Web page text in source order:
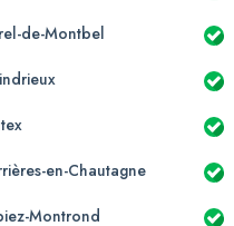
de-Montbel
en-Chautagne
Montrond